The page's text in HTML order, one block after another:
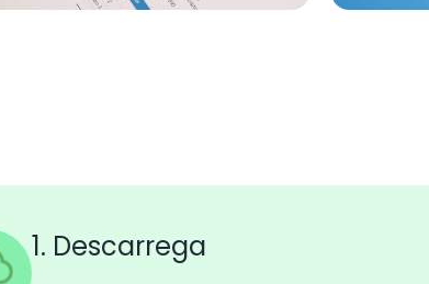
1. Descarrega